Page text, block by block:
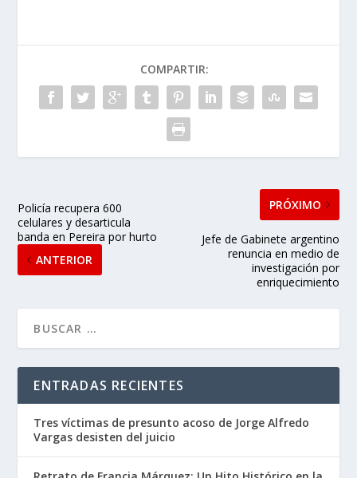
COMPARTIR:
Policía recupera 600
celulares y desarticula
banda en Pereira por hurto
ANTERIOR
PRÓXIMO
Jefe de Gabinete argentino
renuncia en medio de
investigación por
enriquecimiento
ENTRADAS RECIENTES
Tres víctimas de presunto acoso de Jorge Alfredo
Vargas desisten del juicio